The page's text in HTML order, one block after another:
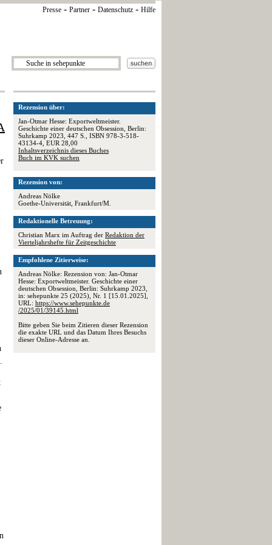
Presse - Partner - Datenschutz - Hilfe
Rezension über:
Jan-Otmar Hesse: Exportweltmeister.
Geschichte einer deutschen Obsession, Berlin:
Suhrkamp 2023, 447 S., ISBN 978-3-518-
43134-4, EUR 28,00
Inhaltsverzeichnis dieses Buches
Buch im KVK suchen
Rezension von:
Andreas Nölke
Goethe-Universität, Frankfurt/M.
Redaktionelle Betreuung:
Christian Marx im Auftrag der Redaktion der
Vierteljahrshefte für Zeitgeschichte
Empfohlene Zitierweise:
Andreas Nölke: Rezension von: Jan-Otmar
Hesse: Exportweltmeister. Geschichte einer
deutschen Obsession, Berlin: Suhrkamp 2023,
in: sehepunkte 25 (2025), Nr. 1 [15.01.2025],
URL: https://www.sehepunkte.de
/2025/01/39145.html
Bitte geben Sie beim Zitieren dieser Rezension
die exakte URL und das Datum Ihres Besuchs
dieser Online-Adresse an.